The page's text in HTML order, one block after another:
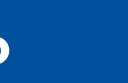
Youtube